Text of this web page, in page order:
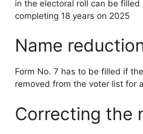
in the electoral roll can be filled
completing 18 years on 2025
Name
Form No. 7 has to be filled if
removed from the voter list for
Correcting the